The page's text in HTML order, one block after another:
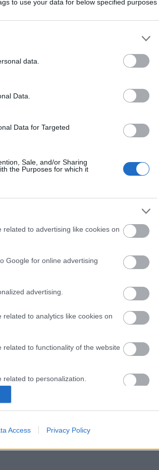
to use your data for below specified purposes
data.
Data.
Data for Targeted
Sale, and/or Sharing
the Purposes for which it
to advertising like cookies on
Google for online advertising
advertising.
to analytics like cookies on
to functionality of the website
to personalization.
to security, including
and other user protection.
Access Privacy Policy
starttider NM Tolga
BY INGEBORG SCHEVE 30.03.2023
dag av NM del 2 på Tolga, der det er
distanserenn klassisk med individuell start
på programmet.